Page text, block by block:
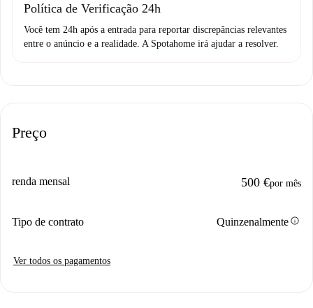
Política de Verificação 24h
Você tem 24h após a entrada para reportar discrepâncias relevantes
entre o anúncio e a realidade. A Spotahome irá ajudar a resolver.
Preço
renda mensal 500 €por mês
Tipo de contrato Quinzenalmenteinfo
Ver todos os pagamentos